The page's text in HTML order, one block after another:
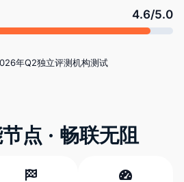
4.6/5.0
年Q2独立评测机构测试
点 · 畅联无阻